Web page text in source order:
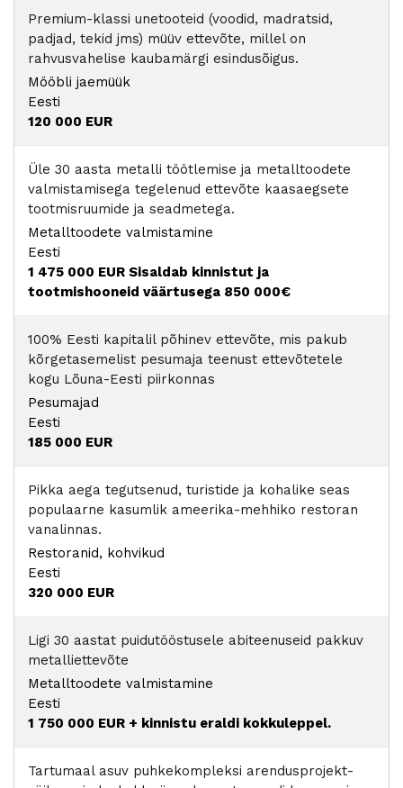
Premium-klassi unetooteid (voodid, madratsid,
padjad, tekid jms) müüv ettevõte, millel on
rahvusvahelise kaubamärgi esindusõigus.
Mööbli jaemüük
Eesti
120 000 EUR
Üle 30 aasta metalli töötlemise ja metalltoodete
valmistamisega tegelenud ettevõte kaasaegsete
tootmisruumide ja seadmetega.
Metalltoodete valmistamine
Eesti
1 475 000 EUR Sisaldab kinnistut ja
tootmishooneid väärtusega 850 000€
100% Eesti kapitalil põhinev ettevõte, mis pakub
kõrgetasemelist pesumaja teenust ettevõtetele
kogu Lõuna-Eesti piirkonnas
Pesumajad
Eesti
185 000 EUR
Pikka aega tegutsenud, turistide ja kohalike seas
populaarne kasumlik ameerika-mehhiko restoran
vanalinnas.
Restoranid, kohvikud
Eesti
320 000 EUR
Ligi 30 aastat puidutööstusele abiteenuseid pakkuv
metalliettevõte
Metalltoodete valmistamine
Eesti
1 750 000 EUR + kinnistu eraldi kokkuleppel.
Tartumaal asuv puhkekompleksi arendusprojekt-